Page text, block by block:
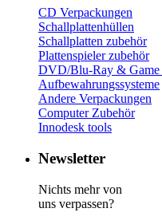
CD Verpackungen
Schallplattenhüllen
Schallplatten zubehör
Plattenspieler zubehör
DVD/Blu-Ray & Game
Aufbewahrungssysteme
Andere Verpackungen
Computer Zubehör
Innodesk tools
Newsletter
Nichts mehr von
uns verpassen?